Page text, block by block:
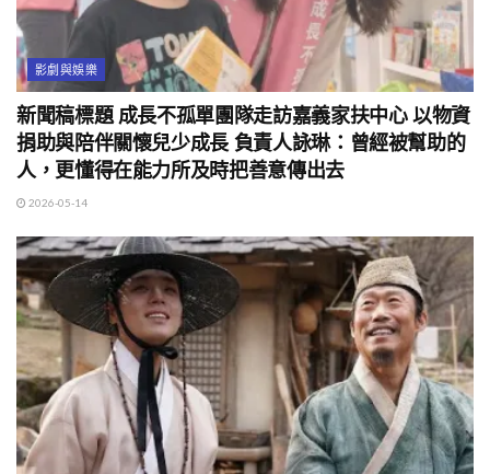
影劇與娛樂
新聞稿標題 成長不孤單團隊走訪嘉義家扶中心 以物資
捐助與陪伴關懷兒少成長 負責人詠琳：曾經被幫助的
人，更懂得在能力所及時把善意傳出去
2026-05-14